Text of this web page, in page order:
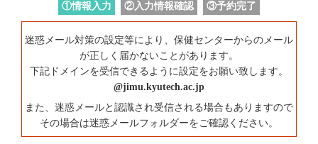
①情報入力 ②入力情報確認 ③予約完了
迷惑メール対策の設定等により、保健センターからのメール
が正しく届かないことがあります。
下記ドメインを受信できるように設定をお願い致します。
@jimu.kyutech.ac.jp
また、迷惑メールと認識され受信される場合もありますので
その場合は迷惑メールフォルダーをご確認ください。